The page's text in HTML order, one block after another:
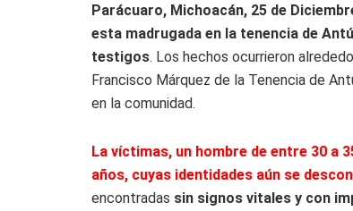
Parácuaro, Michoacán, 25 de
esta madrugada en la tenencia de
testigos. Los hechos ocurrieron
Francisco Márquez de la Tenencia de
en la comunidad.
La víctimas, un hombre de entre 30 a
años, cuyas identidades aún se
encontradas sin signos vitales y con